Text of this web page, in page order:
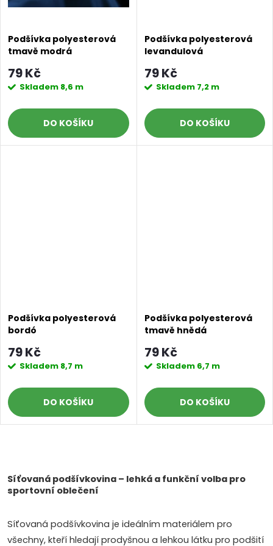
Podšívka polyesterová
tmavě modrá
79 Kč
Skladem 8,6 m
DO KOŠÍKU
Podšívka polyesterová
levandulová
79 Kč
Skladem 7,2 m
DO KOŠÍKU
Podšívka polyesterová
bordó
79 Kč
Skladem 8,7 m
DO KOŠÍKU
Podšívka polyesterová
tmavě hnědá
79 Kč
Skladem 6,7 m
DO KOŠÍKU
v
á
Síťovaná podšívkovina – lehká a funkční volba pro
sportovní oblečení
Síťovaná podšívkovina je ideálním materiálem pro
všechny, kteří hledají prodyšnou a lehkou látku pro podšití